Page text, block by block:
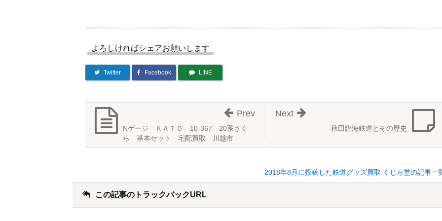
よろしければシェアお願いします
Twitter Facebook LINE
秋田臨海鉄道とその歴史
Next
Nゲージ ＫＡＴＯ 10-367 20系さく
ら 基本セット 宅配買取 川越市
Prev
2018年8月に投稿した鉄道グッズ買取 くじら堂の記事一
この記事のトラックバックURL